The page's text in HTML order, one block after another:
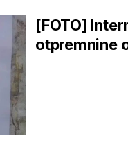
[FOTO]
otpremnine